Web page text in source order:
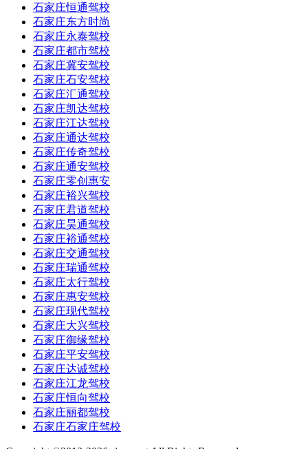
石家庄恒通驾校
石家庄东方时尚
石家庄永泰驾校
石家庄都市驾校
石家庄冀安驾校
石家庄石安驾校
石家庄汇通驾校
石家庄凯达驾校
石家庄江达驾校
石家庄通达驾校
石家庄传奇驾校
石家庄通安驾校
石家庄零创惠安
石家庄裕兴驾校
石家庄君道驾校
石家庄昊通驾校
石家庄裕通驾校
石家庄交通驾校
石家庄瑞通驾校
石家庄太行驾校
石家庄惠安驾校
石家庄现代驾校
石家庄大兴驾校
石家庄御缘驾校
石家庄平安驾校
石家庄达诚驾校
石家庄江龙驾校
石家庄恒向驾校
石家庄丽都驾校
石家庄石家庄驾校